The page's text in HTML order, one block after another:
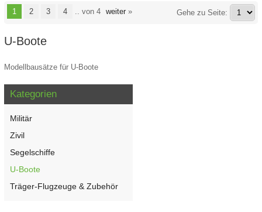
1 2 3 4 .. von 4 weiter» Gehe zu Seite:
U-Boote
Modellbausätze für U-Boote
Kategorien
Militär
Zivil
Segelschiffe
U-Boote
Träger-Flugzeuge & Zubehör